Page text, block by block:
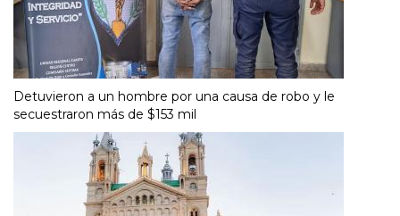
Detuvieron a un hombre por una causa de robo y le
secuestraron más de $153 mil